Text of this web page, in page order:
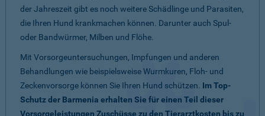
der Jahreszeit gibt es noch weitere Schädlinge und Parasiten,
die Ihren Hund krankmachen können. Darunter auch Spul-
oder Bandwürmer, Milben und Flöhe.
Mit Vorsorgeuntersuchungen, Impfungen und anderen
Behandlungen wie beispielsweise Wurmkuren, Floh- und
Zeckenvorsorge können Sie Ihren Hund schützen. Im Top-
Schutz der Barmenia erhalten Sie für einen Teil dieser
Vorsorgeleistungen Zuschüsse zu den Tierarztkosten bis zu